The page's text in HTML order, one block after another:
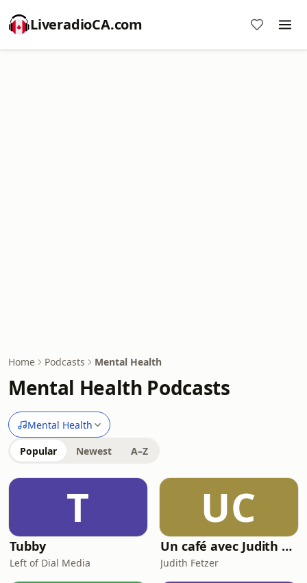
LiveradioCA.com
Home Podcasts Mental Health
Mental Health Podcasts
Mental Health
Popular Newest A–Z
T
Tubby
Left of Dial Media
UC
Un café avec Judith Fetzer
Judith Fetzer